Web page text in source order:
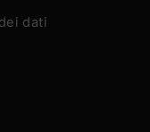
dati